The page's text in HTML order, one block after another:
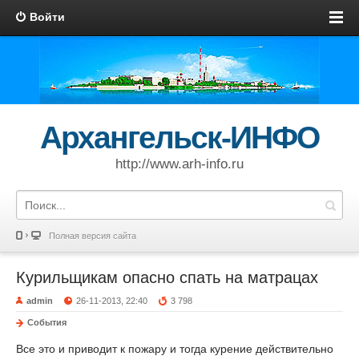
Войти
Архангельск-ИНФО
http://www.arh-info.ru
Полная версия сайта
Курильщикам опасно спать на матрацах
admin 26-11-2013, 22:40 3 798
События
Все это и приводит к пожару и тогда курение действительно